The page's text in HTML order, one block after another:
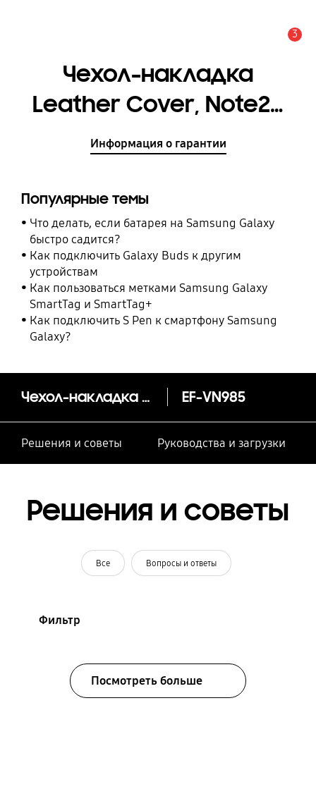
3
Чехол-накладка
Leather Cover, Note20
Ultra [EF-VN985LBEGRU]
Информация о гарантии
Популярные темы
Что делать, если батарея на Samsung Galaxy
быстро садится?
Как подключить Galaxy Buds к другим
устройствам
Как пользоваться метками Samsung Galaxy
SmartTag и SmartTag+
Как подключить S Pen к смартфону Samsung
Galaxy?
Чехол-накладка Leather Cover, Note20 Ultra EF-VN985
Решения и советы Руководства и загрузки
Решения и советы
Все Вопросы и ответы
Фильтр
Посмотреть больше